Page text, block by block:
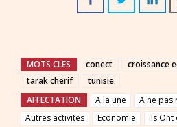
MOTS CLES conect croissance
tarak cherif
tunisie
AFFECTATION
A la une A ne pas
Autres activites
Economie ils Ont